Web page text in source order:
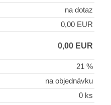
na dotaz
0,00 EUR
0,00 EUR
21 %
na objednávku
0 ks